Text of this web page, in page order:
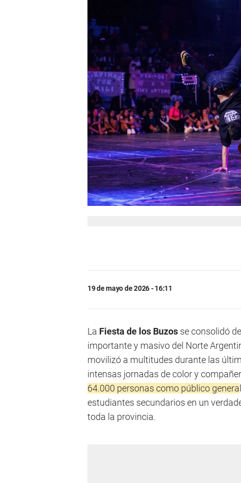
19 de mayo de 2026 - 16:11
La Fiesta de los Buzos se consolidó
importante y masivo del Norte
movilizó a multitudes durante las
intensas jornadas de color y
64.000 personas como público genera
estudiantes secundarios en un
toda la provincia.